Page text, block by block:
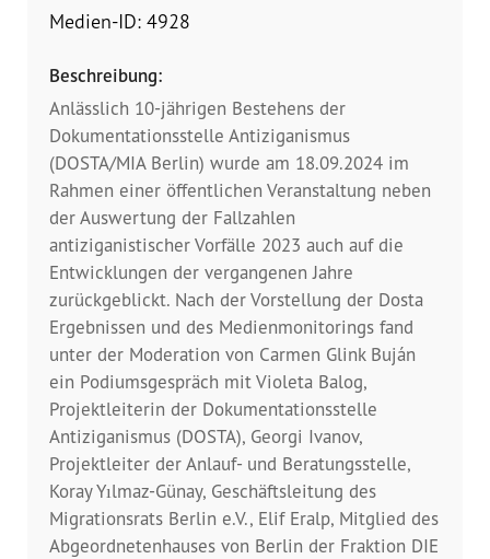
Dachorganisationen
Anlaufstelle Nevo Foro (Neue
Stadt)
Bildungsangebote für
Leistungsbehörden und
Sozialberatungsstellen
Dokumentationsstelle
Antiziganismus – DOSTA
Internationale Jugendarbeit
Abgeschlossene Projekte
Materialien
Medien-ID: 4928
Beschreibung:
Anlässlich 10-jährigen Bestehens der
Dokumentationsstelle Antiziganismus
(DOSTA/MIA Berlin) wurde am 18.09.2024 im
Rahmen einer öffentlichen Veranstaltung neben
der Auswertung der Fallzahlen
antiziganistischer Vorfälle 2023 auch auf die
Entwicklungen der vergangenen Jahre
zurückgeblickt. Nach der Vorstellung der Dosta
Ergebnissen und des Medienmonitorings fand
unter der Moderation von Carmen Glink Buján
ein Podiumsgespräch mit Violeta Balog,
Projektleiterin der Dokumentationsstelle
Antiziganismus (DOSTA), Georgi Ivanov,
Projektleiter der Anlauf- und Beratungsstelle,
Koray Yılmaz-Günay, Geschäftsleitung des
Migrationsrats Berlin e.V., Elif Eralp, Mitglied des
Abgeordnetenhauses von Berlin der Fraktion DIE